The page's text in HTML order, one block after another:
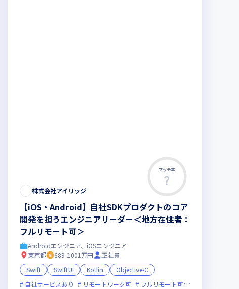
新規立ち上げ 新技術に積極的 ベンチャー企業 残業月20時間未満
マッチ率
株式会社アイリッジ
【iOS・Android】自社SDKプロダクトのコア
開発を担うエンジニアリーダー＜地方在住者：
フルリモート可＞
Androidエンジニア、iOSエンジニア
東京都
689-1001万円
正社員
Swift
SwiftUI Kotlin
Objective-C
自社サービスあり
リモートワーク可 フルリモート可